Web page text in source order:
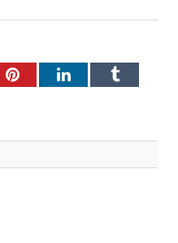
PinterestLinkedInTumblr